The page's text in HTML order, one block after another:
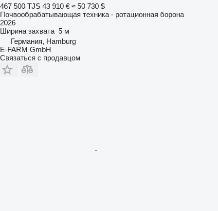
467 500 TJS 43 910 € ≈ 50 730 $
Почвообрабатывающая техника - ротационная борона
2026
Ширина захвата 5 м
Германия, Hamburg
E-FARM GmbH
Связаться с продавцом